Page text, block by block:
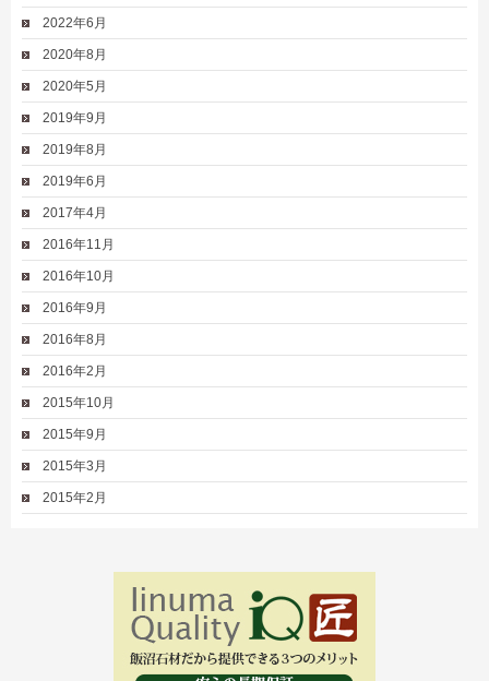
2022年6月
2020年8月
2020年5月
2019年9月
2019年8月
2019年6月
2017年4月
2016年11月
2016年10月
2016年9月
2016年8月
2016年2月
2015年10月
2015年9月
2015年3月
2015年2月